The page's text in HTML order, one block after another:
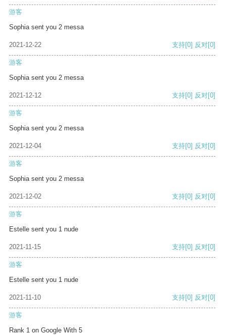
游客
Sophia sent you 2 messa
2021-12-22 支持[0] 反对[0]
游客
Sophia sent you 2 messa
2021-12-12 支持[0] 反对[0]
游客
Sophia sent you 2 messa
2021-12-04 支持[0] 反对[0]
游客
Sophia sent you 2 messa
2021-12-02 支持[0] 反对[0]
游客
Estelle sent you 1 nude
2021-11-15 支持[0] 反对[0]
游客
Estelle sent you 1 nude
2021-11-10 支持[0] 反对[0]
游客
Rank 1 on Google With 5